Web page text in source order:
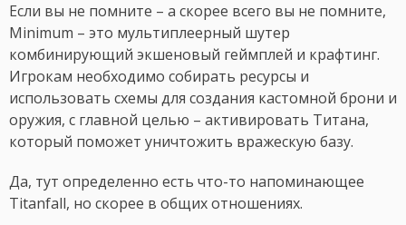
Если вы не помните – а скорее всего вы не помните,
Minimum – это мультиплеерный шутер
комбинирующий экшеновый геймплей и крафтинг.
Игрокам необходимо собирать ресурсы и
использовать схемы для создания кастомной брони и
оружия, с главной целью – активировать Титана,
который поможет уничтожить вражескую базу.
Да, тут определенно есть что-то напоминающее
Titanfall, но скорее в общих отношениях.